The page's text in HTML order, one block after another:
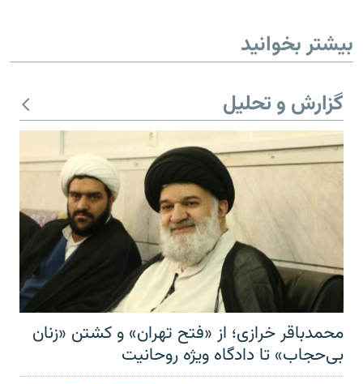
بیشتر بخوانید
گزارش و تحلیل
محمدباقر خرازی؛ از «فتح تهران» و کشتن «زنان
بی‌حجاب» تا دادگاه ویژه روحانیت